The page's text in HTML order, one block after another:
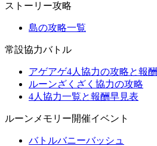
ストーリー攻略
島の攻略一覧
常設協力バトル
アゲアゲ4人協力の攻略と報酬
ルーンざくざく協力の攻略
4人協力一覧と報酬早見表
ルーンメモリー開催イベント
バトルバニーバッシュ